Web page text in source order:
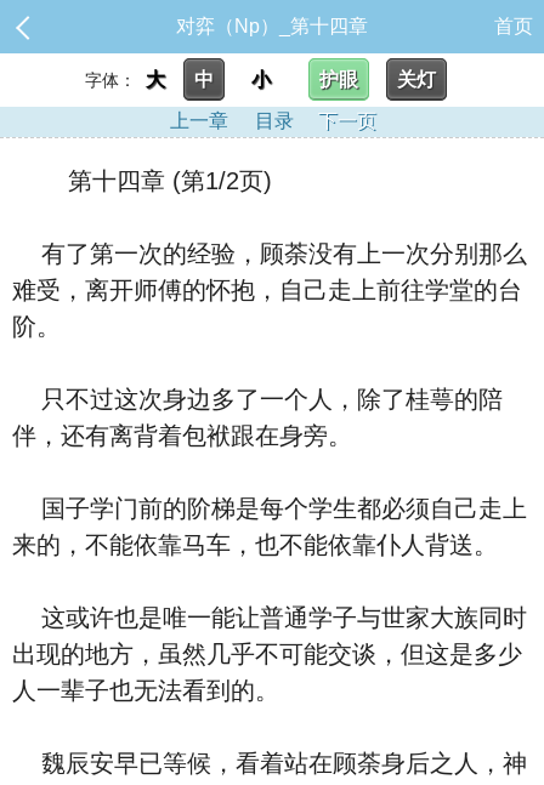
对弈（Np）_第十四章 首页
字体： 大 中 小 护眼
关灯
上一章
目录 下一页
第十四章 (第1/2页)
有了第一次的经验，顾荼没有上一次分别那么
难受，离开师傅的怀抱，自己走上前往学堂的台
阶。
只不过这次身边多了一个人，除了桂萼的陪
伴，还有离背着包袱跟在身旁。
国子学门前的阶梯是每个学生都必须自己走上
来的，不能依靠马车，也不能依靠仆人背送。
这或许也是唯一能让普通学子与世家大族同时
出现的地方，虽然几乎不可能交谈，但这是多少
人一辈子也无法看到的。
魏辰安早已等候，看着站在顾荼身后之人，神